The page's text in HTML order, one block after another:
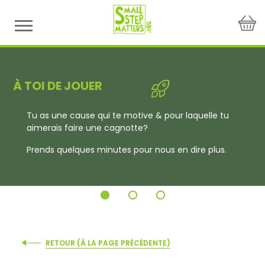
content
À TOI DE JOUER
Tu as une cause qui te motive & pour laquelle tu
aimerais faire une cagnotte?
Prends quelques minutes pour nous en dire plus.
RETOUR (À LA PAGE PRÉCÉDENTE)